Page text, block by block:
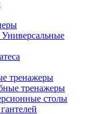
Универсальные
тренажеры
тренажеры
столы